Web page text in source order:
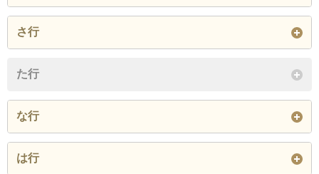
大字大滝
閉じる
さ行
大字差首鍋
閉じる
た行
な行
は行